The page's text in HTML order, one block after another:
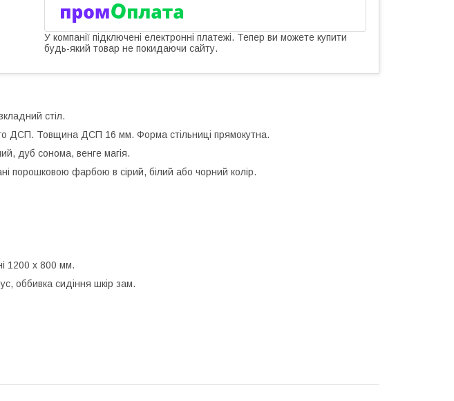
У компанії підключені електронні платежі. Тепер ви можете купити
будь-який товар не покидаючи сайту.
стіл.
ДСП. Товщина ДСП 16 мм. Форма стільниці прямокутна.
дуб сонома, венге магія.
порошковою фарбою в сірий, білий або чорний колір.
1200 х 800 мм.
оббивка сидіння шкір зам.